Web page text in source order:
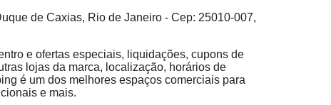
de Caxias, Rio de Janeiro - Cep: 25010-007,
e ofertas especiais, liquidações, cupons de
lojas da marca, localização, horários de
é um dos melhores espaços comerciais para
e mais.